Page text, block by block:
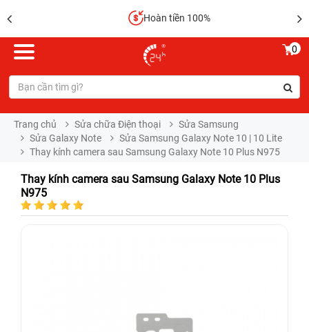
Hoàn tiền 100%
0
Trang chủ Sửa chữa Điện thoại
Sửa Samsung
Sửa Galaxy Note
Sửa Samsung Galaxy Note 10 | 10 Lite
Thay kính camera sau Samsung Galaxy Note 10 Plus N975
Thay kính camera sau Samsung Galaxy Note 10 Plus
N975